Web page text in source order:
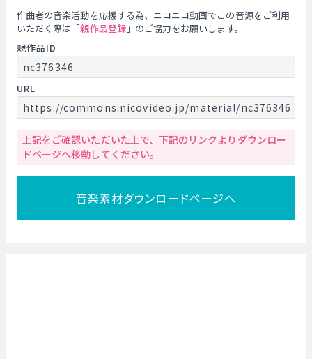
作曲者の音楽活動を応援する為、ニコニコ動画でこの音源をご利用
いただく際は「親作品登録」のご協力をお願いします。
親作品ID
nc376346
URL
https://commons.nicovideo.jp/material/nc376346
上記をご確認いただいた上で、下記のリンクよりダウンロー
ドページへ移動してください。
音楽素材ダウンロードページへ